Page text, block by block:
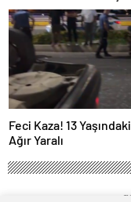
Feci Kaza! 13
Ağır Yaralı